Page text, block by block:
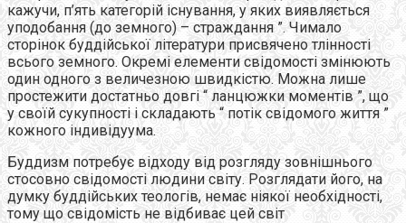
кажучи, п’ять категорій існування, у яких виявляється
уподобання (до земного) – страждання ”. Чимало
сторінок буддійської літератури присвячено тлінності
всього земного. Окремі елементи свідомості змінюють
один одного з величезною швидкістю. Можна лише
простежити достатньо довгі “ ланцюжки моментів ”, що
у своїй сукупності і складають “ потік свідомого життя ”
кожного індивідуума.
Буддизм потребує відходу від розгляду зовнішнього
стосовно свідомості людини світу. Розглядати його, на
думку буддійських теологів, немає ніякої необхідності,
тому що свідомість не відбиває цей світ